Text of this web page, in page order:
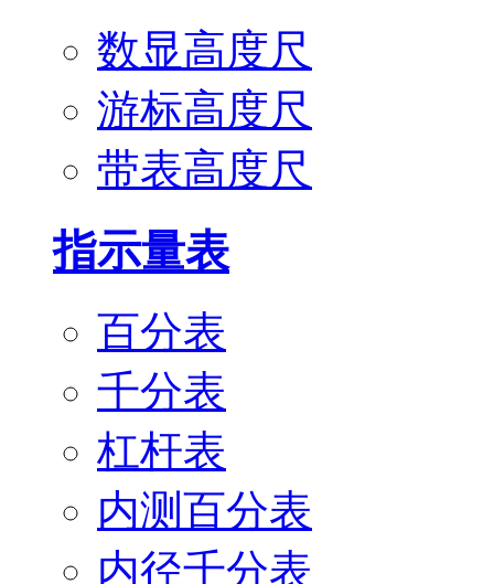
数显高度尺
游标高度尺
带表高度尺
指示量表
百分表
千分表
杠杆表
内测百分表
内径千分表